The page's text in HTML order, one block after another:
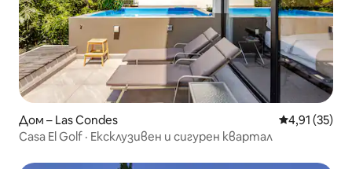
Дом – Las Condes Средна
4,91 (35)
Casa El Golf · Ексклузивен и сигурен квартал